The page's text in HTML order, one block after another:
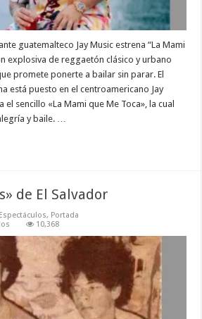
guatemalteco Jay Music estrena “La Mami
explosiva de reggaetón clásico y urbano
promete ponerte a bailar sin parar. El
está puesto en el centroamericano Jay
sencillo «La Mami que Me Toca», la cual
y baile. …
de El Salvador
Espectáculos, Portada
Blue
Souls»
de
Salvador
10,368